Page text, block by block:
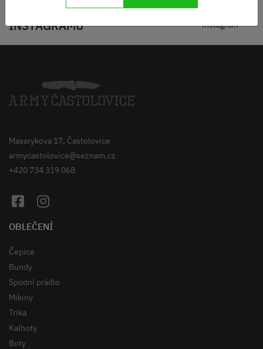
SLEDUJTE NÁS NA NAŠEM
INSTAGRAMU
instagram
Masarykova 17, Častolovice
armycastolovice@seznam.cz
+420 734 319 068
OBLEČENÍ
Čepice
Bundy
Spodní prádlo
Mikiny
Trika
Kalhoty
Boty